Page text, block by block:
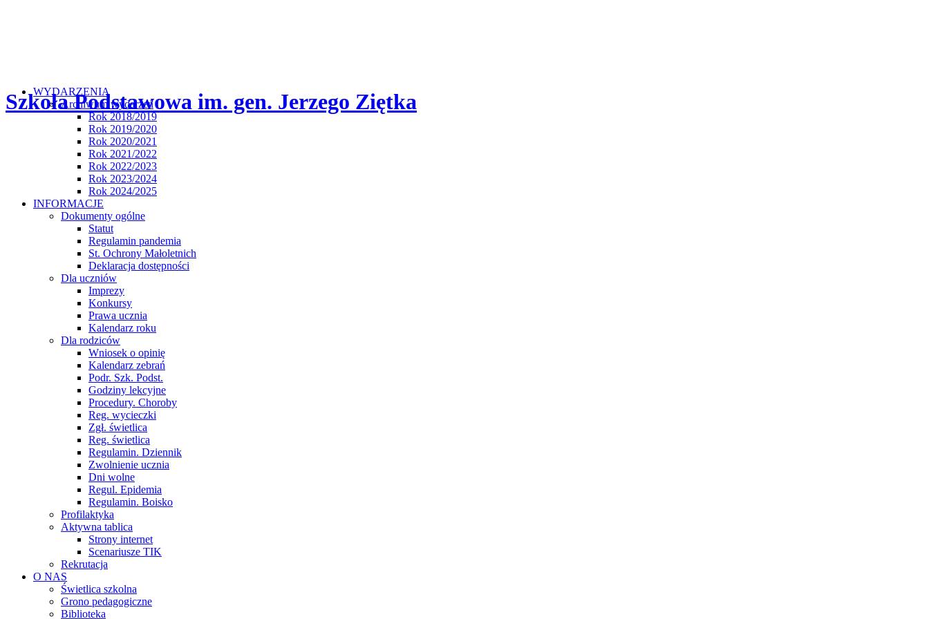
Szkoła Podstawowa im. gen. Jerzego Ziętka
WYDARZENIA
Archiwum wydarzeń
Rok 2018/2019
Rok 2019/2020
Rok 2020/2021
Rok 2021/2022
Rok 2022/2023
Rok 2023/2024
Rok 2024/2025
INFORMACJE
Dokumenty ogólne
Statut
Regulamin pandemia
St. Ochrony Małoletnich
Deklaracja dostępności
Dla uczniów
Imprezy
Konkursy
Prawa ucznia
Kalendarz roku
Dla rodziców
Wniosek o opinię
Kalendarz zebrań
Podr. Szk. Podst.
Godziny lekcyjne
Procedury. Choroby
Reg. wycieczki
Zgł. świetlica
Reg. świetlica
Regulamin. Dziennik
Zwolnienie ucznia
Dni wolne
Regul. Epidemia
Regulamin. Boisko
Profilaktyka
Aktywna tablica
Strony internet
Scenariusze TIK
Rekrutacja
O NAS
Świetlica szkolna
Grono pedagogiczne
Biblioteka